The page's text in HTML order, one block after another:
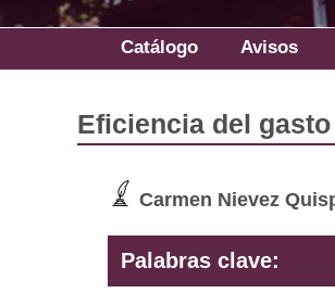
Catálogo Avisos
Eficiencia del
Carmen Nievez
Palabras clave: